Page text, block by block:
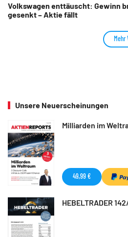
Volkswagen enttäuscht: Gewinn
gesenkt – Aktie fällt
Mehr
Unsere Neuerscheinungen
Milliarden im
49,99 €
HEBELTRADER